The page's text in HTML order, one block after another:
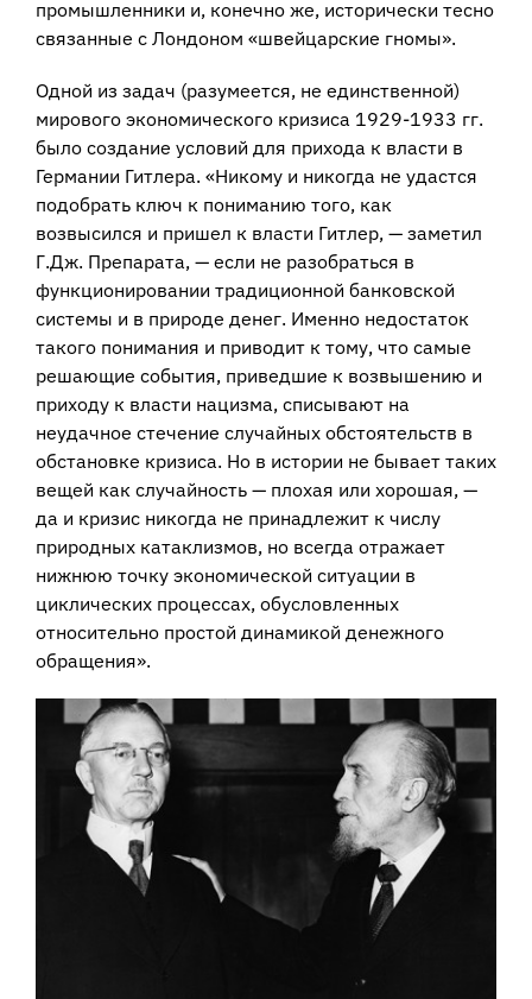
промышленники и, конечно же, исторически тесно
связанные с Лондоном «швейцарские гномы».
Одной из задач (разумеется, не единственной)
мирового экономического кризиса 1929-1933 гг.
было создание условий для прихода к власти в
Германии Гитлера. «Никому и никогда не удастся
подобрать ключ к пониманию того, как
возвысился и пришел к власти Гитлер, — заметил
Г.Дж. Препарата, — если не разобраться в
функционировании традиционной банковской
системы и в природе денег. Именно недостаток
такого понимания и приводит к тому, что самые
решающие события, приведшие к возвышению и
приходу к власти нацизма, списывают на
неудачное стечение случайных обстоятельств в
обстановке кризиса. Но в истории не бывает таких
вещей как случайность — плохая или хорошая, —
да и кризис никогда не принадлежит к числу
природных катаклизмов, но всегда отражает
нижнюю точку экономической ситуации в
циклических процессах, обусловленных
относительно простой динамикой денежного
обращения».